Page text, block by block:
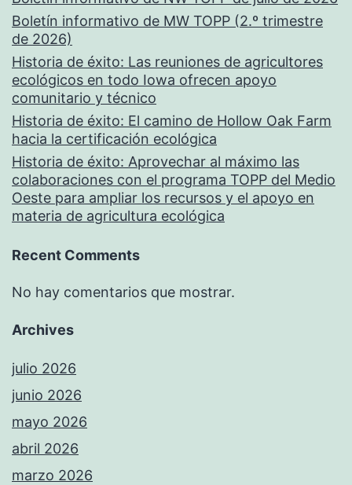
Boletín informativo de MW TOPP (2.º trimestre
de 2026)
Historia de éxito: Las reuniones de agricultores
ecológicos en todo Iowa ofrecen apoyo
comunitario y técnico
Historia de éxito: El camino de Hollow Oak Farm
hacia la certificación ecológica
Historia de éxito: Aprovechar al máximo las
colaboraciones con el programa TOPP del Medio
Oeste para ampliar los recursos y el apoyo en
materia de agricultura ecológica
Recent Comments
No hay comentarios que mostrar.
Archives
julio 2026
junio 2026
mayo 2026
abril 2026
marzo 2026